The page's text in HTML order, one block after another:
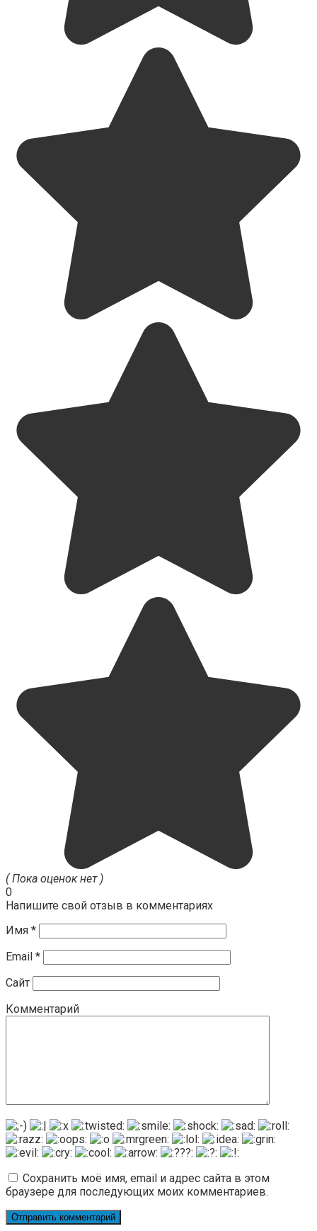
( Пока оценок нет )
0
Напишите свой отзыв в комментариях
Имя *
Email *
Сайт
Комментарий
Сохранить моё имя, email и адрес сайта в этом
браузере для последующих моих комментариев.